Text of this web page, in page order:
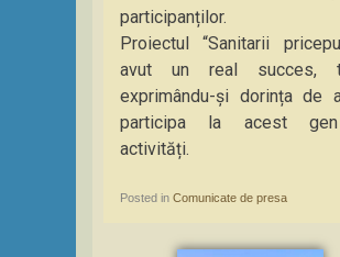
participanților.
Proiectul “Sanitarii
avut un real succes,
exprimându-și dorința de
participa la acest
activități.
Posted in Comunicate de presa